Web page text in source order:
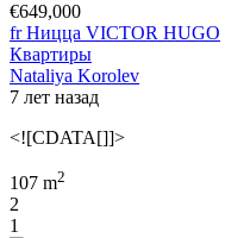
€649,000
fr Ницца VICTOR HUGO
Квартиры
Nataliya Korolev
7 лет назад
<![CDATA[]]>
107 m2
2
1